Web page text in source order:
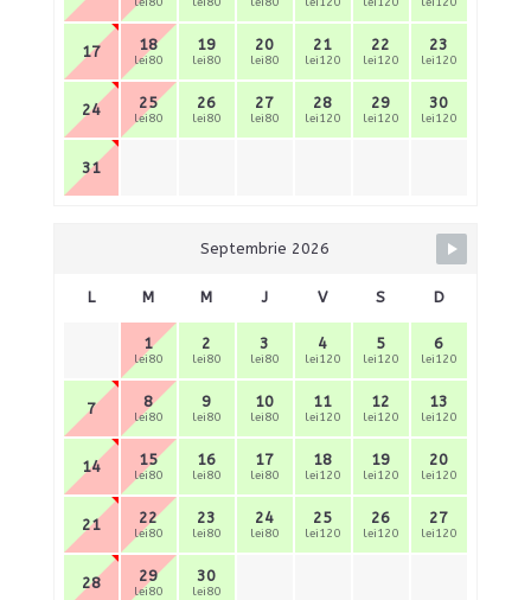
17 18
lei80
19
lei80
20
lei80
21
lei120
22
lei120
23
lei120
24 25
lei80
26
lei80
27
lei80
28
lei120
29
lei120
30
lei120
31
Septembrie 2026
L M M J V S D
1
lei80
2
lei80
3
lei80
4
lei120
5
lei120
6
lei120
7 8
lei80
9
lei80
10
lei80
11
lei120
12
lei120
13
lei120
14 15
lei80
16
lei80
17
lei80
18
lei120
19
lei120
20
lei120
21 22
lei80
23
lei80
24
lei80
25
lei120
26
lei120
27
lei120
28 29
lei80
30
lei80